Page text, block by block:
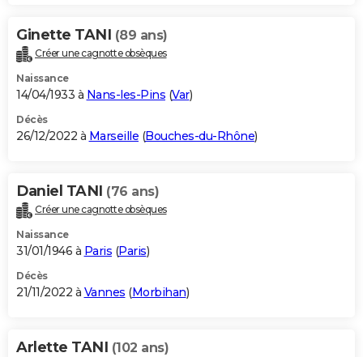
Ginette TANI (89 ans)
Créer une cagnotte obsèques
Naissance
14/04/1933 à Nans-les-Pins (Var)
Décès
26/12/2022 à Marseille (Bouches-du-Rhône)
Daniel TANI (76 ans)
Créer une cagnotte obsèques
Naissance
31/01/1946 à Paris (Paris)
Décès
21/11/2022 à Vannes (Morbihan)
Arlette TANI (102 ans)